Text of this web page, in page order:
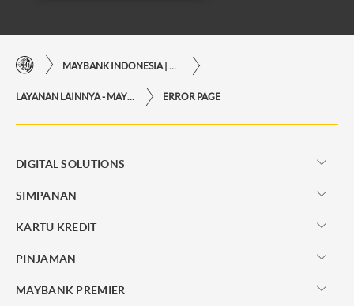
ERROR PAGE
DIGITAL SOLUTIONS
SIMPANAN
KARTU KREDIT
PINJAMAN
MAYBANK PREMIER